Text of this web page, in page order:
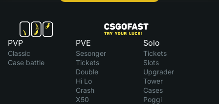
PVP
Classic
Case battle
PVE
Sesonger
Tickets
Double
Hi Lo
Crash
X50
Solo
Tickets
Slots
Upgrader
Tower
Cases
Poggi